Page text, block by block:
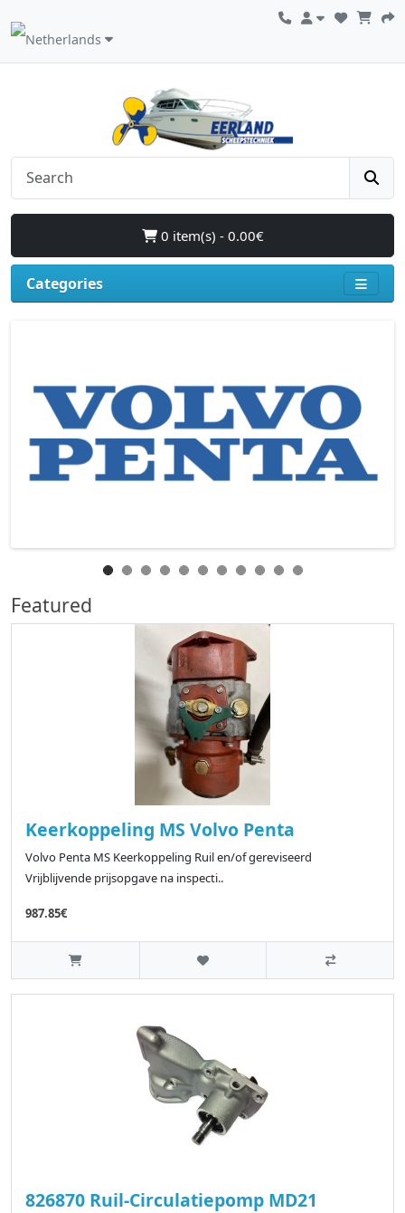
0 item(s) - 0.00€
Categories
Featured
Keerkoppeling MS Volvo Penta
Volvo Penta MS Keerkoppeling Ruil en/of gereviseerd
Vrijblijvende prijsopgave na inspecti..
987.85€
826870 Ruil-Circulatiepomp MD21